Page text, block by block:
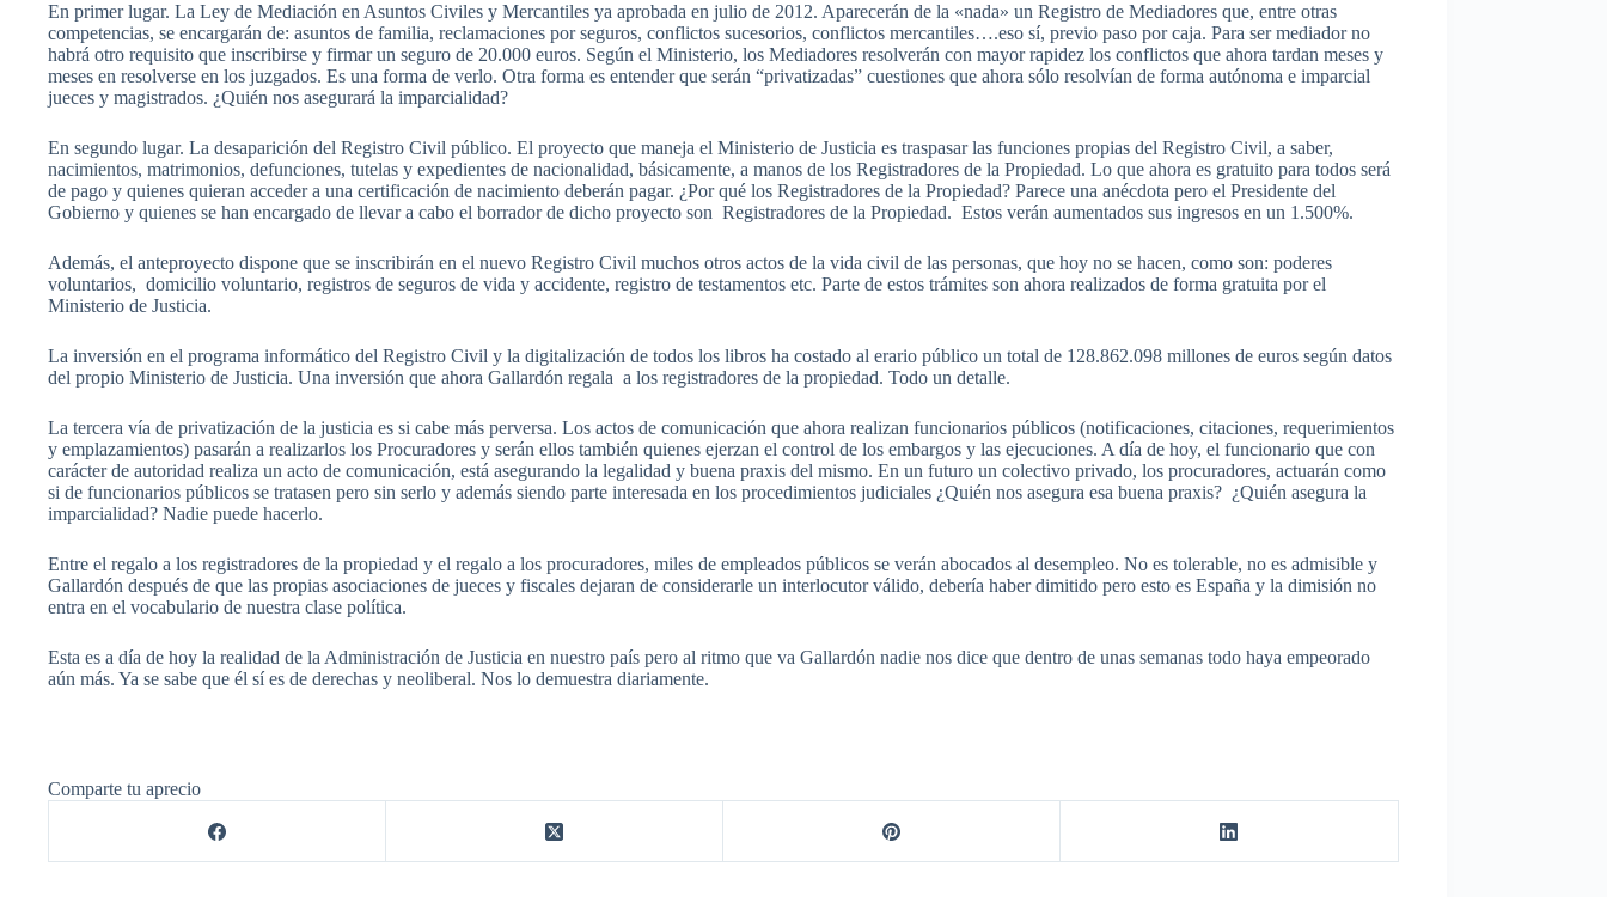
En primer lugar. La Ley de Mediación en Asuntos Civiles y Mercantiles ya aprobada en julio de 2012. Aparecerán de la «nada» un Registro de Mediadores que, entre otras
competencias, se encargarán de: asuntos de familia, reclamaciones por seguros, conflictos sucesorios, conflictos mercantiles….eso sí, previo paso por caja. Para ser mediador no
habrá otro requisito que inscribirse y firmar un seguro de 20.000 euros. Según el Ministerio, los Mediadores resolverán con mayor rapidez los conflictos que ahora tardan meses y
meses en resolverse en los juzgados. Es una forma de verlo. Otra forma es entender que serán “privatizadas” cuestiones que ahora sólo resolvían de forma autónoma e imparcial
jueces y magistrados. ¿Quién nos asegurará la imparcialidad?
En segundo lugar. La desaparición del Registro Civil público. El proyecto que maneja el Ministerio de Justicia es traspasar las funciones propias del Registro Civil, a saber,
nacimientos, matrimonios, defunciones, tutelas y expedientes de nacionalidad, básicamente, a manos de los Registradores de la Propiedad. Lo que ahora es gratuito para todos será
de pago y quienes quieran acceder a una certificación de nacimiento deberán pagar. ¿Por qué los Registradores de la Propiedad? Parece una anécdota pero el Presidente del
Gobierno y quienes se han encargado de llevar a cabo el borrador de dicho proyecto son Registradores de la Propiedad. Estos verán aumentados sus ingresos en un 1.500%.
Además, el anteproyecto dispone que se inscribirán en el nuevo Registro Civil muchos otros actos de la vida civil de las personas, que hoy no se hacen, como son: poderes
voluntarios, domicilio voluntario, registros de seguros de vida y accidente, registro de testamentos etc. Parte de estos trámites son ahora realizados de forma gratuita por el
Ministerio de Justicia.
La inversión en el programa informático del Registro Civil y la digitalización de todos los libros ha costado al erario público un total de 128.862.098 millones de euros según datos
del propio Ministerio de Justicia. Una inversión que ahora Gallardón regala a los registradores de la propiedad. Todo un detalle.
La tercera vía de privatización de la justicia es si cabe más perversa. Los actos de comunicación que ahora realizan funcionarios públicos (notificaciones, citaciones, requerimientos
y emplazamientos) pasarán a realizarlos los Procuradores y serán ellos también quienes ejerzan el control de los embargos y las ejecuciones. A día de hoy, el funcionario que con
carácter de autoridad realiza un acto de comunicación, está asegurando la legalidad y buena praxis del mismo. En un futuro un colectivo privado, los procuradores, actuarán como
si de funcionarios públicos se tratasen pero sin serlo y además siendo parte interesada en los procedimientos judiciales ¿Quién nos asegura esa buena praxis? ¿Quién asegura la
imparcialidad? Nadie puede hacerlo.
Entre el regalo a los registradores de la propiedad y el regalo a los procuradores, miles de empleados públicos se verán abocados al desempleo. No es tolerable, no es admisible y
Gallardón después de que las propias asociaciones de jueces y fiscales dejaran de considerarle un interlocutor válido, debería haber dimitido pero esto es España y la dimisión no
entra en el vocabulario de nuestra clase política.
Esta es a día de hoy la realidad de la Administración de Justicia en nuestro país pero al ritmo que va Gallardón nadie nos dice que dentro de unas semanas todo haya empeorado
aún más. Ya se sabe que él sí es de derechas y neoliberal. Nos lo demuestra diariamente.
Comparte tu aprecio